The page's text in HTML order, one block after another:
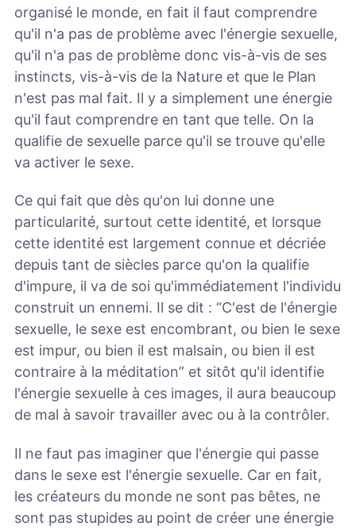
organisé le monde, en fait il faut comprendre
qu'il n'a pas de problème avec l'énergie sexuelle,
qu'il n'a pas de problème donc vis-à-vis de ses
instincts, vis-à-vis de la Nature et que le Plan
n'est pas mal fait. Il y a simplement une énergie
qu'il faut comprendre en tant que telle. On la
qualifie de sexuelle parce qu'il se trouve qu'elle
va activer le sexe.
Ce qui fait que dès qu'on lui donne une
particularité, surtout cette identité, et lorsque
cette identité est largement connue et décriée
depuis tant de siècles parce qu'on la qualifie
d'impure, il va de soi qu'immédiatement l'individu
construit un ennemi. Il se dit : “C'est de l'énergie
sexuelle, le sexe est encombrant, ou bien le sexe
est impur, ou bien il est malsain, ou bien il est
contraire à la méditation” et sitôt qu'il identifie
l'énergie sexuelle à ces images, il aura beaucoup
de mal à savoir travailler avec ou à la contrôler.
Il ne faut pas imaginer que l'énergie qui passe
dans le sexe est l'énergie sexuelle. Car en fait,
les créateurs du monde ne sont pas bêtes, ne
sont pas stupides au point de créer une énergie